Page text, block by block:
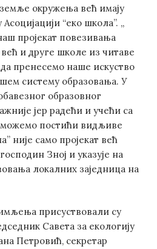
земље окружења већ имају
“еко школа”. „
пројекат повезивања
и друге школе из читаве
пренесемо наше искуство
систему образовања. У
образовног
јер радећи и учећи са
постићи видљиве
није само пројекат већ
Зној и указује на
локалних заједница на
присуствовали су
Савета за екологију
Петровић, секретар